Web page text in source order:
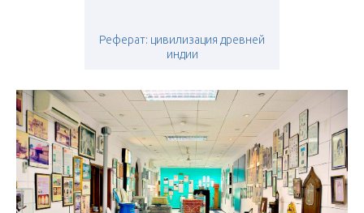
Реферат: цивилизация древней
индии